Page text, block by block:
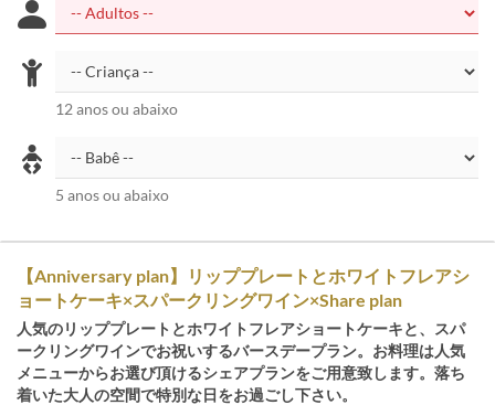
12 anos ou abaixo
5 anos ou abaixo
【Anniversary plan】リッププレートとホワイトフレアシ
ョートケーキ×スパークリングワイン×Share plan
人気のリッププレートとホワイトフレアショートケーキと、スパ
ークリングワインでお祝いするバースデープラン。お料理は人気
メニューからお選び頂けるシェアプランをご用意致します。落ち
着いた大人の空間で特別な日をお過ごし下さい。